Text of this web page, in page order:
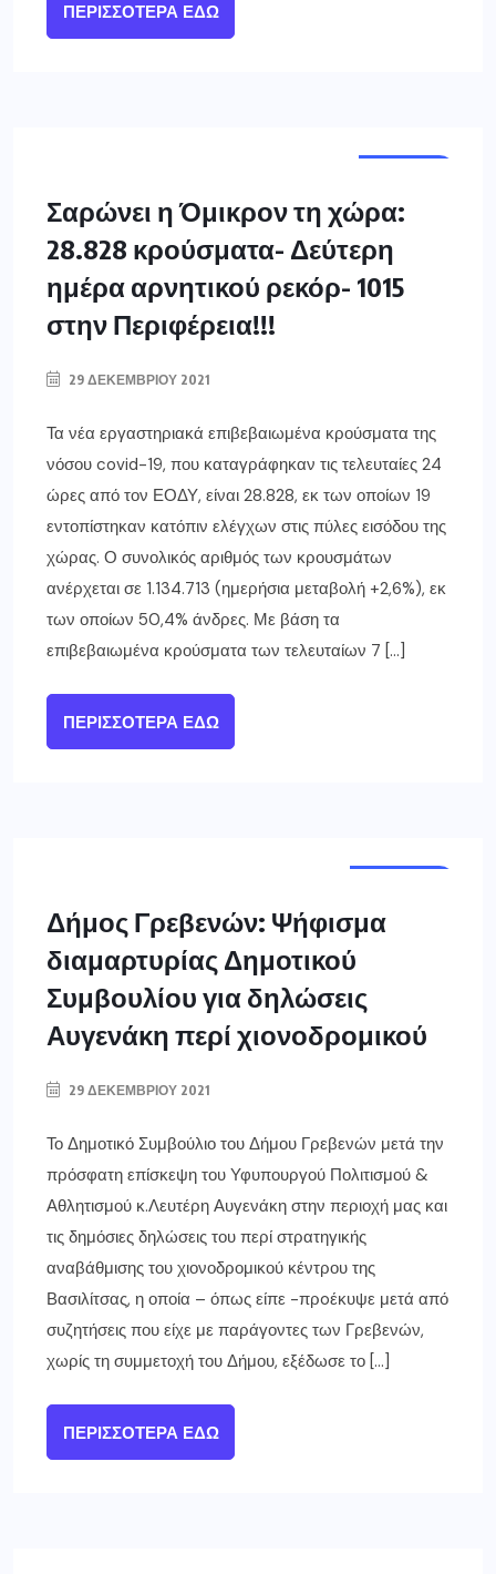
ΠΕΡΙΣΣΌΤΕΡΑ ΕΔΏ
Σαρώνει η Όμικρον τη χώρα:
28.828 κρούσματα- Δεύτερη
ημέρα αρνητικού ρεκόρ- 1015
στην Περιφέρεια!!!
29 ΔΕΚΕΜΒΡΊΟΥ 2021
Τα νέα εργαστηριακά επιβεβαιωμένα κρούσματα της
νόσου covid-19, που καταγράφηκαν τις τελευταίες 24
ώρες από τον ΕΟΔΥ, είναι 28.828, εκ των οποίων 19
εντοπίστηκαν κατόπιν ελέγχων στις πύλες εισόδου της
χώρας. Ο συνολικός αριθμός των κρουσμάτων
ανέρχεται σε 1.134.713 (ημερήσια μεταβολή +2,6%), εκ
των οποίων 50,4% άνδρες. Με βάση τα
επιβεβαιωμένα κρούσματα των τελευταίων 7 […]
ΠΕΡΙΣΣΌΤΕΡΑ ΕΔΏ
Δήμος Γρεβενών: Ψήφισμα
διαμαρτυρίας Δημοτικού
Συμβουλίου για δηλώσεις
Αυγενάκη περί χιονοδρομικού
29 ΔΕΚΕΜΒΡΊΟΥ 2021
Το Δημοτικό Συμβούλιο του Δήμου Γρεβενών μετά την
πρόσφατη επίσκεψη του Υφυπουργού Πολιτισμού &
Αθλητισμού κ.Λευτέρη Αυγενάκη στην περιοχή μας και
τις δημόσιες δηλώσεις του περί στρατηγικής
αναβάθμισης του χιονοδρομικού κέντρου της
Βασιλίτσας, η οποία – όπως είπε -πρoέκυψε μετά από
συζητήσεις που είχε με παράγοντες των Γρεβενών,
χωρίς τη συμμετοχή του Δήμου, εξέδωσε το […]
ΠΕΡΙΣΣΌΤΕΡΑ ΕΔΏ